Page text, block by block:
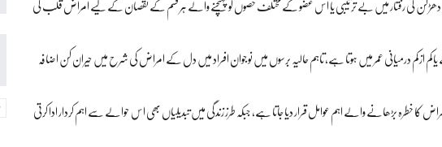
کی رفتار میں بے ترتیبی یا اس عضو کے مختلف حصوں کو پہنچنے والے ہر قسم کے نقصان کے لیے امراض قلب کی
کم از کم درمیانی عمر میں ہوتا ہے، تاہم حالیہ برسوں میں نوجوان افراد میں دل کے امراض کی شرح میں حیران کن اضافہ
امراض کا خطرہ بڑھانے والے اہم عوامل قرار دیا جاتا ہے، جبکہ طرز زندگی میں تبدیلیاں بھی اس حوالے سے اہم کردار ادا کرتی